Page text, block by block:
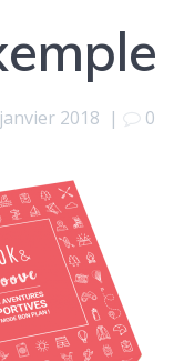
2018 | 0